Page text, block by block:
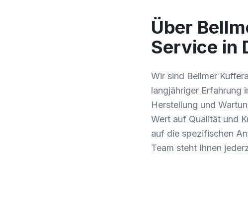
Über
Service in
Wir sind Bellmer
langjähriger Erfahrung
Herstellung und
Wert auf Qualität und
auf die spezifischen
Team steht Ihnen